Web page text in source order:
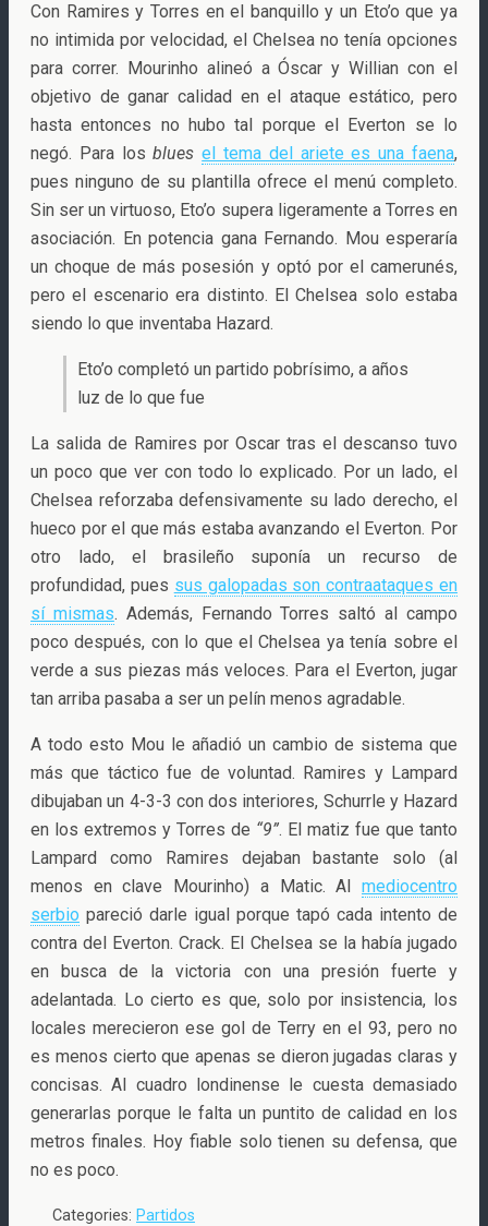
Con Ramires y Torres en el banquillo y un Eto’o que ya
no intimida por velocidad, el Chelsea no tenía opciones
para correr. Mourinho alineó a Óscar y Willian con el
objetivo de ganar calidad en el ataque estático, pero
hasta entonces no hubo tal porque el Everton se lo
negó. Para losblues el tema del ariete es una faena,
pues ninguno de su plantilla ofrece el menú completo.
Sin ser un virtuoso, Eto’o supera ligeramente a Torres en
asociación. En potencia gana Fernando. Mou esperaría
un choque de más posesión y optó por el camerunés,
pero el escenario era distinto. El Chelsea solo estaba
siendo lo que inventaba Hazard.
Eto’o completó un partido pobrísimo, a años
luz de lo que fue
La salida de Ramires por Oscar tras el descanso tuvo
un poco que ver con todo lo explicado. Por un lado, el
Chelsea reforzaba defensivamente su lado derecho, el
hueco por el que más estaba avanzando el Everton. Por
otro lado, el brasileño suponía un recurso de
profundidad, pues sus galopadas son contraataques en
sí mismas. Además, Fernando Torres saltó al campo
poco después, con lo que el Chelsea ya tenía sobre el
verde a sus piezas más veloces. Para el Everton, jugar
tan arriba pasaba a ser un pelín menos agradable.
A todo esto Mou le añadió un cambio de sistema que
más que táctico fue de voluntad. Ramires y Lampard
dibujaban un 4-3-3 con dos interiores, Schurrle y Hazard
en los extremos y Torres de “9”. El matiz fue que tanto
Lampard como Ramires dejaban bastante solo (al
menos en clave Mourinho) a Matic. Al mediocentro
serbio pareció darle igual porque tapó cada intento de
contra del Everton. Crack. El Chelsea se la había jugado
en busca de la victoria con una presión fuerte y
adelantada. Lo cierto es que, solo por insistencia, los
locales merecieron ese gol de Terry en el 93, pero no
es menos cierto que apenas se dieron jugadas claras y
concisas. Al cuadro londinense le cuesta demasiado
generarlas porque le falta un puntito de calidad en los
metros finales. Hoy fiable solo tienen su defensa, que
no es poco.
Categories: Partidos